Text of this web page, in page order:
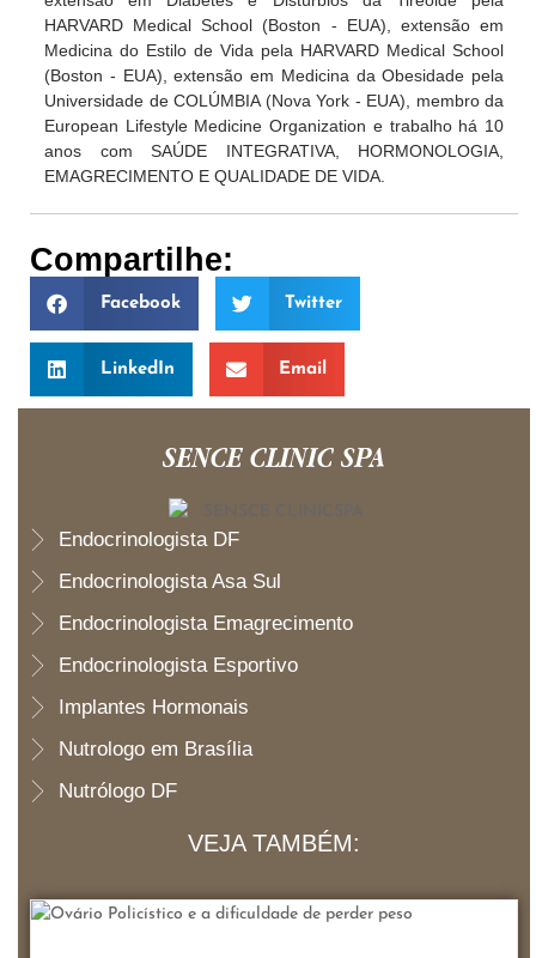
HARVARD Medical School (Boston - EUA), extensão em
Medicina do Estilo de Vida pela HARVARD Medical School
(Boston - EUA), extensão em Medicina da Obesidade pela
Universidade de COLÚMBIA (Nova York - EUA), membro da
European Lifestyle Medicine Organization e trabalho há 10
anos com SAÚDE INTEGRATIVA, HORMONOLOGIA,
EMAGRECIMENTO E QUALIDADE DE VIDA.
Compartilhe:
Facebook Twitter
LinkedIn Email
SENCE CLINIC SPA
Endocrinologista DF
Endocrinologista Asa Sul
Endocrinologista Emagrecimento
Endocrinologista Esportivo
Implantes Hormonais
Nutrologo em Brasília
Nutrólogo DF
VEJA TAMBÉM: